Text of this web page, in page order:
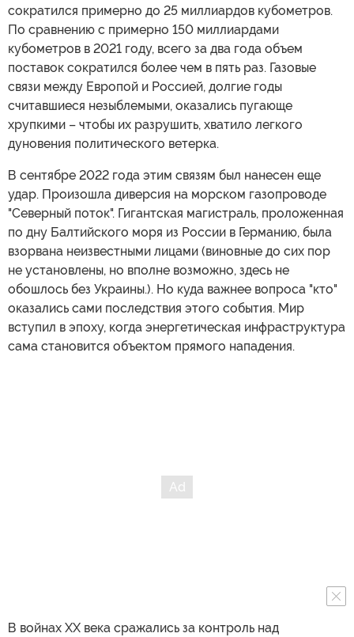
сократился примерно до 25 миллиардов кубометров.
По сравнению с примерно 150 миллиардами
кубометров в 2021 году, всего за два года объем
поставок сократился более чем в пять раз. Газовые
связи между Европой и Россией, долгие годы
считавшиеся незыблемыми, оказались пугающе
хрупкими – чтобы их разрушить, хватило легкого
дуновения политического ветерка.
В сентябре 2022 года этим связям был нанесен еще
удар. Произошла диверсия на морском газопроводе
"Северный поток". Гигантская магистраль, проложенная
по дну Балтийского моря из России в Германию, была
взорвана неизвестными лицами (виновные до сих пор
не установлены, но вполне возможно, здесь не
обошлось без Украины.). Но куда важнее вопроса "кто"
оказались сами последствия этого события. Мир
вступил в эпоху, когда энергетическая инфраструктура
сама становится объектом прямого нападения.
В войнах XX века сражались за контроль над